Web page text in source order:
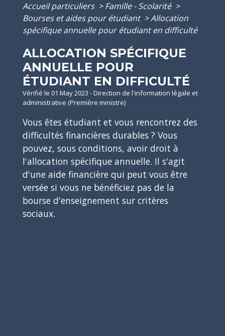
Accueil particuliers > Famille - Scolarité >
Bourses et aides pour étudiant >Allocation
spécifique annuelle pour étudiant en difficulté
ALLOCATION SPÉCIFIQUE
ANNUELLE POUR
ÉTUDIANT EN DIFFICULTÉ
Vérifié le 01 May 2023 - Direction de l'information légale et
administrative (Première ministre)
Vous êtes étudiant et vous rencontrez des
difficultés financières durables ? Vous
pouvez, sous conditions, avoir droit à
l'allocation spécifique annuelle. Il s'agit
d'une aide financière qui peut vous être
versée si vous ne bénéficiez pas de la
bourse d'enseignement sur critères
sociaux.